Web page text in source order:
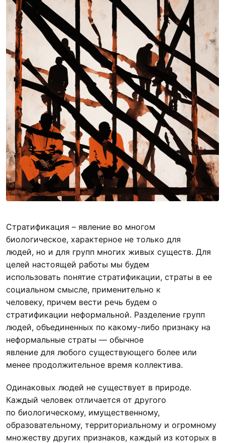
Стратификация – явление во многом
биологическое, характерное не только для
людей, но и для групп многих живых существ. Для
целей настоящей работы мы будем
использовать понятие стратификации, страты в ее
социальном смысле, применительно к
человеку, причем вести речь будем о
стратификации неформальной. Разделение групп
людей, объединенных по какому-либо признаку на
неформальные страты — обычное
явление для любого существующего более или
менее продолжительное время коллектива.
Одинаковых людей не существует в природе.
Каждый человек отличается от другого
по биологическому, имущественному,
образовательному, территориальному и огромному
множеству других признаков, каждый из которых в